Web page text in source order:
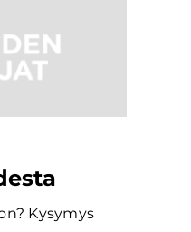
Kysymys